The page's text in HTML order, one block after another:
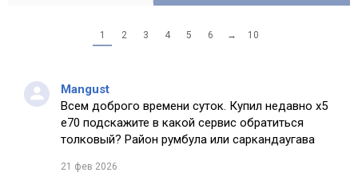
1 2 3 4 5 6 → 10
Mangust
Всем доброго времени суток. Купил недавно х5
е70 подскажите в какой сервис обратиться
толковый? Район румбула или саркандаугава
21 фев 2026